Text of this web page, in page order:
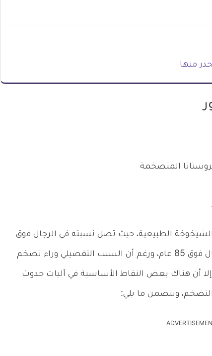
منها
المتضخمة
الطبيعية، حيث تصل نسبته في الرجال فوق
الستين أكثر من 30%، وتصل إلى 90% في الرجال فوق 85 عام، ورغم أن السبب التفصيلي وراء تضخم
أن هناك بعض النقاط الأساسية في آليات حدوث
وتتضمن ما يلي: